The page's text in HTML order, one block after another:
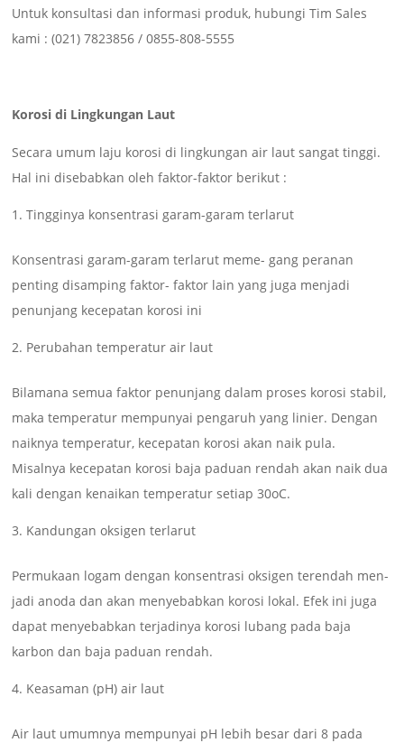
Untuk konsultasi dan informasi produk, hubungi Tim Sales
kami : (021) 7823856 / 0855-808-5555
Korosi di Lingkungan Laut
Secara umum laju korosi di lingkungan air laut sangat tinggi.
Hal ini disebabkan oleh faktor-faktor berikut :
Tingginya konsentrasi garam-garam terlarut
Konsentrasi garam-garam terlarut meme- gang peranan
penting disamping faktor- faktor lain yang juga menjadi
penunjang kecepatan korosi ini
Perubahan temperatur air laut
Bilamana semua faktor penunjang dalam proses korosi stabil,
maka temperatur mempunyai pengaruh yang linier. Dengan
naiknya temperatur, kecepatan korosi akan naik pula.
Misalnya kecepatan korosi baja paduan rendah akan naik dua
kali dengan kenaikan temperatur setiap 30oC.
Kandungan oksigen terlarut
Permukaan logam dengan konsentrasi oksigen terendah men-
jadi anoda dan akan menyebabkan korosi lokal. Efek ini juga
dapat menyebabkan terjadinya korosi lubang pada baja
karbon dan baja paduan rendah.
Keasaman (pH) air laut
Air laut umumnya mempunyai pH lebih besar dari 8 pada